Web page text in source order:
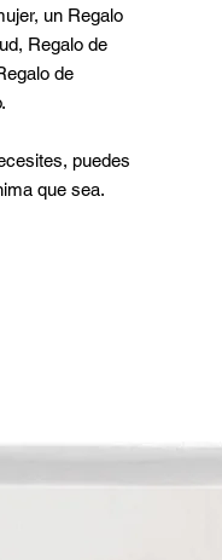
un Regalo
Regalo de
de
puedes
que sea.